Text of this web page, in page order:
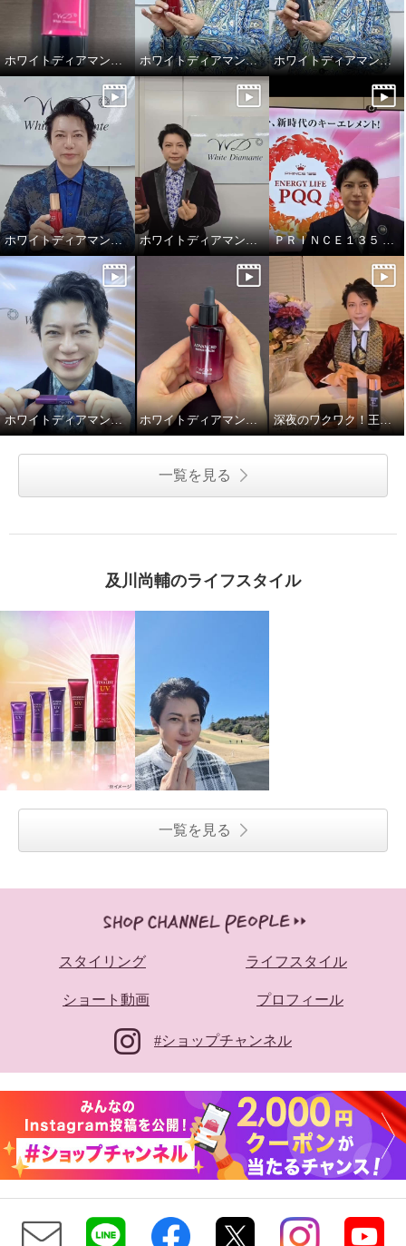
ホワイトディアマンテ アドバンスドリペアセラムUV ホワイトディアマンテ 薬用ホワイト＆ リンクルセラムⅡ “フォースファクトセラムⅡ” ホワイトディアマンテ ローションディーテ リュクス
ホワイトディアマンテ 薬用ホワイト＆ リンクルセラムⅡ “フォースファクトセラムⅡ” ホワイトディアマンテ 美容液UV &UVリップ ＰＲＩＮＣＥ１３５ エナジーライフＰＱＱ
ホワイトディアマンテ ハピエンスリップラグゼ ホワイトディアマンテ アドバンスドリペアセラム 深夜のワクワク！王子のハリツヤ！！
一覧を見る
及川尚輔のライフスタイル
一覧を見る
スタイリング ライフスタイル
ショート動画 プロフィール
#ショップチャンネル